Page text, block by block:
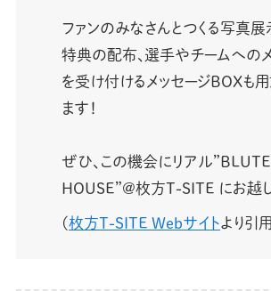
ファンのみなさんとつくる写真
特典の配布、選手やチームへの
を受け付けるメッセージBOXも
ます！
ぜひ、この機会にリアル
HOUSE”@枚方T-SITE にお越し
(枚方T-SITE Webサイトより引